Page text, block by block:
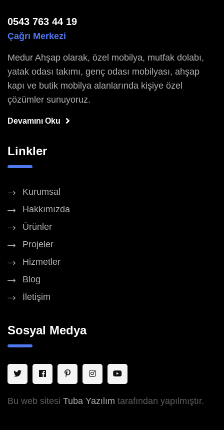
0543 763 44 19
Çağrı Merkezi
Medur Ahşap olarak, özel mobilya, mutfak dolabı,
yatak odası takımı, genç odası mobilyası, ahşap
kapı ve butik mobilya alanlarında kişiye özel
çözümler sunuyoruz.
Devamını Oku
Linkler
Kurumsal
Hakkımızda
Ürünler
Projeler
Hizmetler
Blog
İletişim
Sosyal Medya
Bu web sitesi Tuba Yazılım tarafından yapılmıştır.